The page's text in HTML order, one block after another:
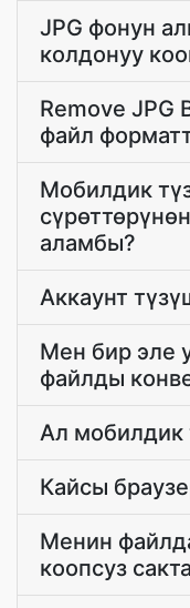
JPG фонун
колдонуу
Remove JPG
файл
Мобилдик
аламбы?
Аккаунт
Мен бир эле
файлды
Ал мобилдик
Кайсы
Менин
коопсуз